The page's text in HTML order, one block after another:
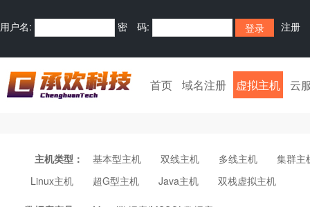
用户名: 密 码: 注册
首页 域名注册 虚拟主机 云
主机类型： 基本型主机 双线主机 多线主机
集群主
Linux主机
超G型主机 Java主机 双栈虚拟主机